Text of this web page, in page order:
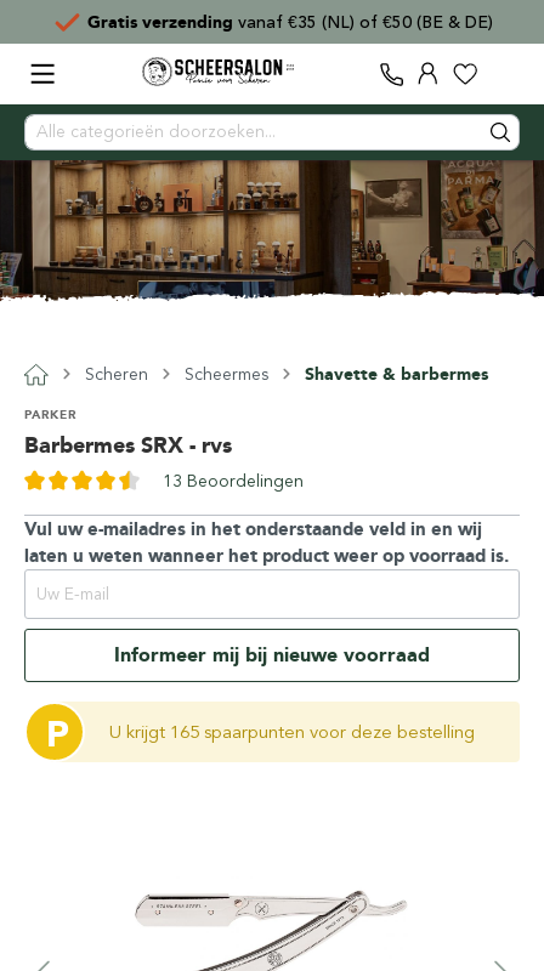
Gratis verzending vanaf €35 (NL) of €50 (BE & DE)
Scheren Scheermes Shavette & barbermes
Barbermes SRX - rvs
PARKER
13 Beoordelingen
Vul uw e-mailadres in het onderstaande veld in en wij
laten u weten wanneer het product weer op voorraad is.
Informeer mij bij nieuwe voorraad
P U krijgt 165 spaarpunten voor deze bestelling